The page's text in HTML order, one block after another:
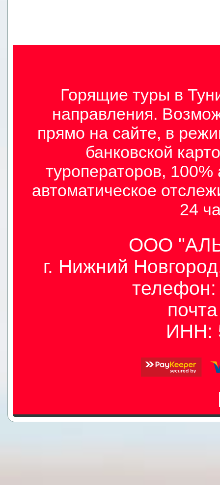
Горящие туры в
направления.
прямо на сайте, в
банковской
туроператоров,
автоматическое
24
ООО
г. Нижний
телефон:
ИНН: